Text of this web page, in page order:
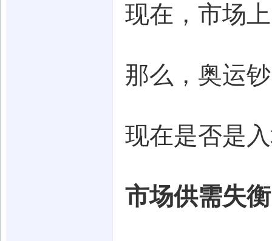
现在，市场
那么，奥运
现在是否是
市场供需失